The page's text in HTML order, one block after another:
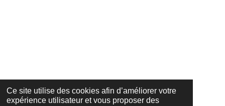
Ce site utilise des cookies afin d’améliorer votre
expérience utilisateur et vous proposer des